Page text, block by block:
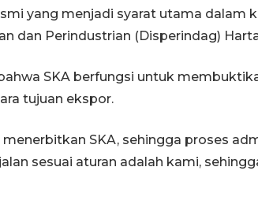
yang menjadi syarat utama dalam
dan Perindustrian (Disperindag)
SKA berfungsi untuk
tujuan ekspor.
menerbitkan SKA, sehingga proses
sesuai aturan adalah kami,